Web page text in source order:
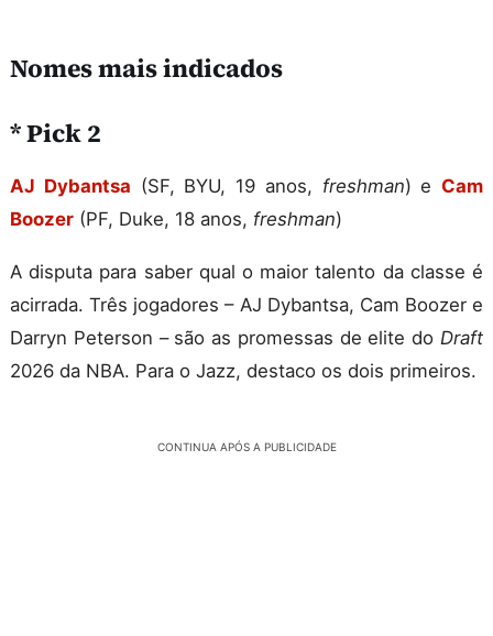
Nomes mais indicados
* Pick 2
AJ Dybantsa (SF, BYU, 19 anos, freshman) e Cam
Boozer (PF, Duke, 18 anos, freshman)
A disputa para saber qual o maior talento da classe é
acirrada. Três jogadores – AJ Dybantsa, Cam Boozer e
Darryn Peterson – são as promessas de elite do Draft
2026 da NBA. Para o Jazz, destaco os dois primeiros.
CONTINUA APÓS A PUBLICIDADE